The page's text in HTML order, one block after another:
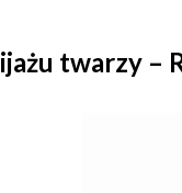
twarzy